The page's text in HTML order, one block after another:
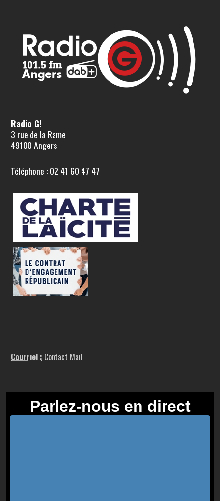
Radio G!
3 rue de la Rame
49100 Angers
Téléphone : 02 41 60 47 47
Courriel : Contact Mail